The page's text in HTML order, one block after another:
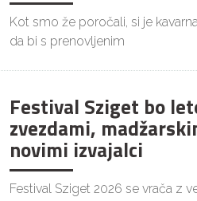
Kot smo že poročali, si je
da bi s prenovljenim
Festival Sziget bo
zvezdami,
novimi izvajalci
Festival Sziget 2026 se vrača z